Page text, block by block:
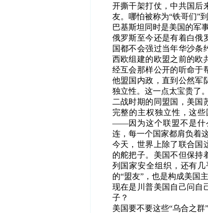
开撕干架打仗，中共国后
友。哪怕被称为“铁哥们”
巴基斯坦同时是美国的军事
俄罗斯至今还是有着白俄
国都不会强过当年华沙条
西欧组建的欧盟之前的欧
经互会那样公开的听命于
他盟国内政，直到公然军
独立性。这一点太宝贵了。
二战时期的同盟国，美国
完整的主权独立性，这
——因为这个联盟不是什
连，每一个国家都肩负着
今天，世界上除了联合国
的舵把子。美国不但保持
列国家安全组织，还有
的“盟友”，也是构成美国
现在是川普美国自己问自
子？
美国要不要这些“乌合之